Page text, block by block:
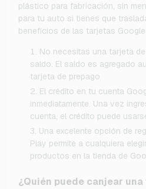
plástico para fabricación, sin
para tu auto si tienes que
beneficios de las tarjetas Google
No necesitas una tarjeta
saldo. El saldo es agregado
tarjeta de prepago
El crédito en tu cuenta
inmediatamente. Una vez
cuenta, el crédito puede
Una excelente opción de
Play permite a cualquiera
productos en la tienda de
¿Quién puede canjear